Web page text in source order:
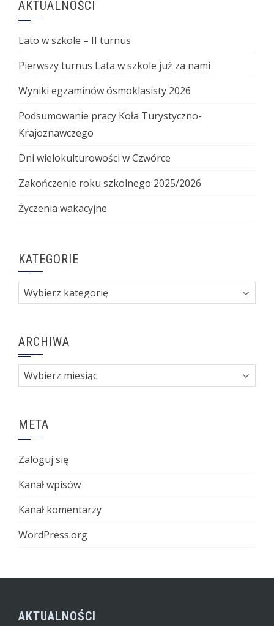
AKTUALNOŚCI
Lato w szkole – II turnus
Pierwszy turnus Lata w szkole już za nami
Wyniki egzaminów ósmoklasisty 2026
Podsumowanie pracy Koła Turystyczno-
Krajoznawczego
Dni wielokulturowości w Czwórce
Zakończenie roku szkolnego 2025/2026
Życzenia wakacyjne
KATEGORIE
Kategorie
ARCHIWA
Archiwa
META
Zaloguj się
Kanał wpisów
Kanał komentarzy
WordPress.org
AKTUALNOŚCI